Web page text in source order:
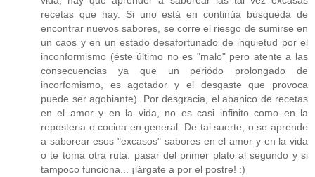
recetas que hay. Si uno está en continúa búsqueda de
encontrar nuevos sabores, se corre el riesgo de sumirse en
un caos y en un estado desafortunado de inquietud por el
inconformismo (éste último no es "malo" pero atente a las
consecuencias ya que un periódo prolongado de
incorfomismo, es agotador y el desgaste que provoca
puede ser agobiante). Por desgracia, el abanico de recetas
en el amor y en la vida, no es casi infinito como en la
reposteria o cocina en general. De tal suerte, o se aprende
a saborear esos "excasos" sabores en el amor y en la vida
o te toma otra ruta: pasar del primer plato al segundo y si
tampoco funciona... ¡lárgate a por el postre! :)